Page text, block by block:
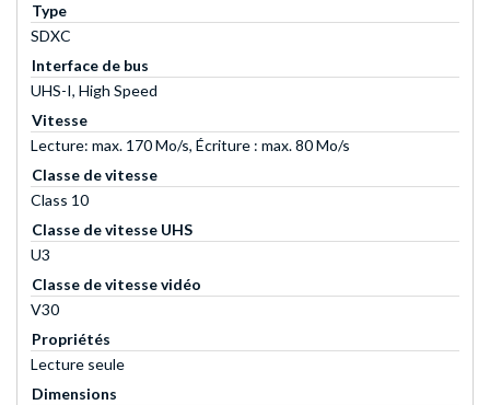
Type
SDXC
Interface de bus
UHS-I, High Speed
Vitesse
Lecture: max. 170 Mo/s, Écriture : max. 80 Mo/s
Classe de vitesse
Class 10
Classe de vitesse UHS
U3
Classe de vitesse vidéo
V30
Propriétés
Lecture seule
Dimensions